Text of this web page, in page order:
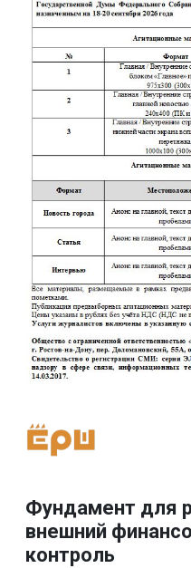
Фундамент для
внешний
контроль